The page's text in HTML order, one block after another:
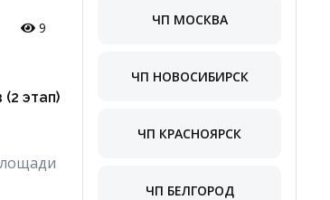
9
этап)
ЧП МОСКВА
ЧП НОВОСИБИРСК
ЧП КРАСНОЯРСК
ЧП БЕЛГОРОД